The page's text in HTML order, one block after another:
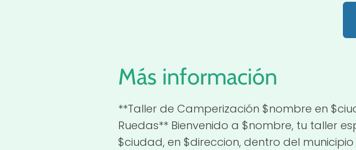
Más información
**Taller de Camperización $nombre en
Ruedas** Bienvenido a $nombre, tu taller
$ciudad, en $direccion, dentro del